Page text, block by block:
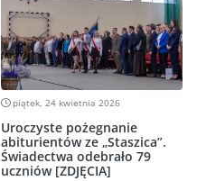
piątek, 24 kwietnia 2026
Uroczyste pożegnanie
abiturientów ze „Staszica”.
Świadectwa odebrało 79
uczniów [ZDJĘCIA]